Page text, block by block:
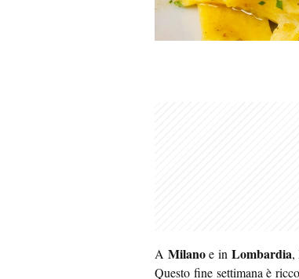
A Milanoe in Lombardia,
Questo fine settimana è